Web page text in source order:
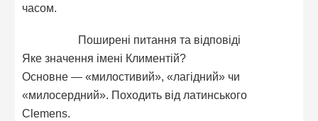
часом.
Поширені питання та відповіді
Яке значення імені Климентій?
Основне — «милостивий», «лагідний» чи
«милосердний». Походить від латинського
Clemens.